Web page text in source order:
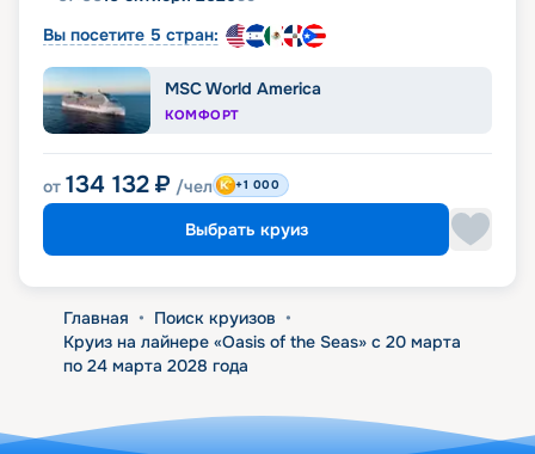
Вы посетите 5 стран:
MSC World America
КОМФОРТ
от 134 132 ₽ /чел +1 000
Выбрать круиз
Главная • Поиск круизов •
Круиз на лайнере «Oasis of the Seas» с 20 марта
по 24 марта 2028 года